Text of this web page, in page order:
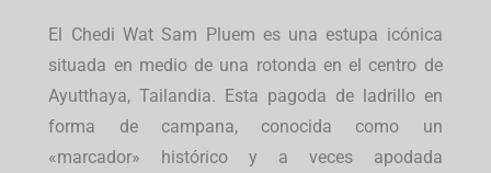
El Chedi Wat Sam Pluem es una estupa icónica
situada en medio de una rotonda en el centro de
Ayutthaya, Tailandia. Esta pagoda de ladrillo en
forma de campana, conocida como un
«marcador» histórico y a veces apodada